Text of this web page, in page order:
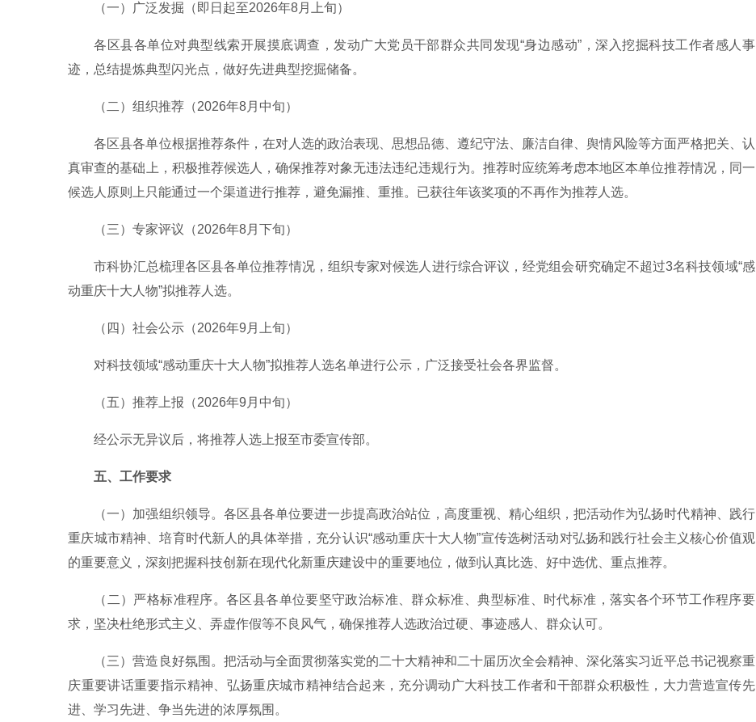
（一）广泛发掘（即日起至2026年8月上旬）
各区县各单位对典型线索开展摸底调查，发动广大党员干部群众共同发现“身边感动”，深入挖掘科技工作者感人事
迹，总结提炼典型闪光点，做好先进典型挖掘储备。
（二）组织推荐（2026年8月中旬）
各区县各单位根据推荐条件，在对人选的政治表现、思想品德、遵纪守法、廉洁自律、舆情风险等方面严格把关、认
真审查的基础上，积极推荐候选人，确保推荐对象无违法违纪违规行为。推荐时应统筹考虑本地区本单位推荐情况，同一
候选人原则上只能通过一个渠道进行推荐，避免漏推、重推。已获往年该奖项的不再作为推荐人选。
（三）专家评议（2026年8月下旬）
市科协汇总梳理各区县各单位推荐情况，组织专家对候选人进行综合评议，经党组会研究确定不超过3名科技领域“感
动重庆十大人物”拟推荐人选。
（四）社会公示（2026年9月上旬）
对科技领域“感动重庆十大人物”拟推荐人选名单进行公示，广泛接受社会各界监督。
（五）推荐上报（2026年9月中旬）
经公示无异议后，将推荐人选上报至市委宣传部。
五、工作要求
（一）加强组织领导。各区县各单位要进一步提高政治站位，高度重视、精心组织，把活动作为弘扬时代精神、践行
重庆城市精神、培育时代新人的具体举措，充分认识“感动重庆十大人物”宣传选树活动对弘扬和践行社会主义核心价值观
的重要意义，深刻把握科技创新在现代化新重庆建设中的重要地位，做到认真比选、好中选优、重点推荐。
（二）严格标准程序。各区县各单位要坚守政治标准、群众标准、典型标准、时代标准，落实各个环节工作程序要
求，坚决杜绝形式主义、弄虚作假等不良风气，确保推荐人选政治过硬、事迹感人、群众认可。
（三）营造良好氛围。把活动与全面贯彻落实党的二十大精神和二十届历次全会精神、深化落实习近平总书记视察重
庆重要讲话重要指示精神、弘扬重庆城市精神结合起来，充分调动广大科技工作者和干部群众积极性，大力营造宣传先
进、学习先进、争当先进的浓厚氛围。